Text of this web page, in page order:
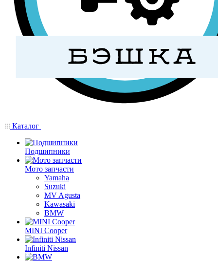
Каталог
Подшипники
Мото запчасти
Yamaha
Suzuki
MV Agusta
Kawasaki
BMW
MINI Cooper
Infiniti Nissan